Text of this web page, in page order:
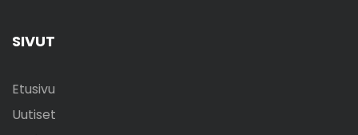
SIVUT
Etusivu
Uutiset